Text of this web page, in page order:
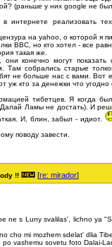
(раньше у них google не
интернете реализовать
на yahoo, о которой я
BBC, но кто хотел - все
такая же.
конечно могут
Там собрались старые
не больше нас с вами. Вот
уж кто за денежки что угодно
тибетцев. Я когда
Ламы не достать). И
И, блин, забыл - идиот.
поводу завести.
!! [re: mirador]
ne s Luny svalilas', lichno ya
cho mi mozhem sdelat' dlia
vashemu sovetu foto Dalai-